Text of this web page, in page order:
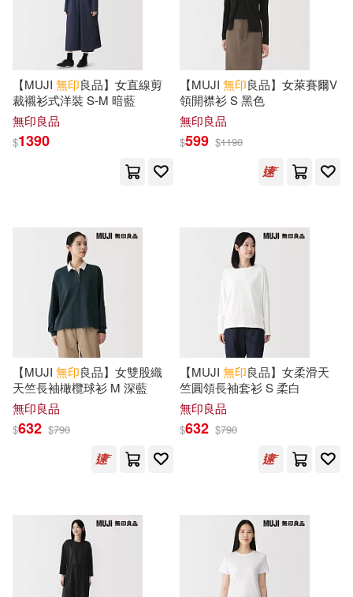
【MUJI 無印良品】女直線剪
裁襯衫式洋裝 S-M 暗藍
無印良品
$1390
【MUJI 無印良品】女萊賽爾V
領開襟衫 S 黑色
無印良品
$599 $1190
【MUJI 無印良品】女雙股織
天竺長袖橄欖球衫 M 深藍
無印良品
$632 $790
【MUJI 無印良品】女柔滑天
竺圓領長袖套衫 S 柔白
無印良品
$632 $790